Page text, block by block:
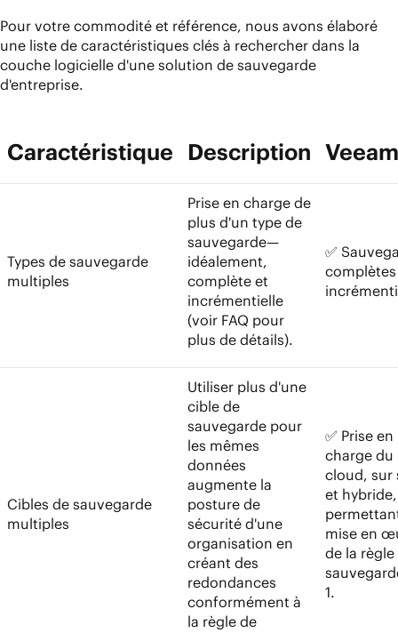
Pour votre commodité et référence, nous avons élaboré
une liste de caractéristiques clés à rechercher dans la
couche logicielle d'une solution de sauvegarde
d'entreprise.
Caractéristique Description Veeam
Types de sauvegarde
multiples
Prise en charge de
plus d'un type de
sauvegarde—
idéalement,
complète et
incrémentielle
(voir FAQ pour
plus de détails).
✅
Cibles de sauvegarde
multiples
Utiliser plus d'une
cible de
sauvegarde pour
les mêmes
données
augmente la
posture de
sécurité d'une
organisation en
créant des
redondances
conformément à
la règle de
✅ Prise en
charge du
cloud, sur
et hybride,
mise en
de la règle
1.